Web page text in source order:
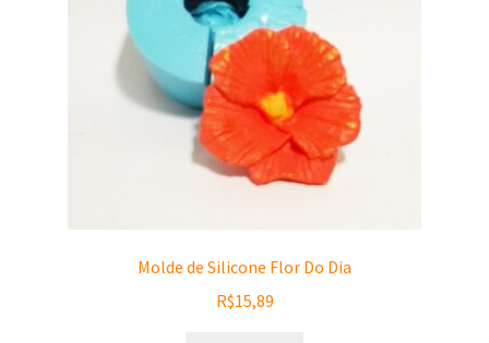
Molde de Silicone Flor Do Dia
R$15,89